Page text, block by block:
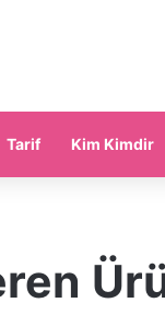
Tarif Kim Kimdir